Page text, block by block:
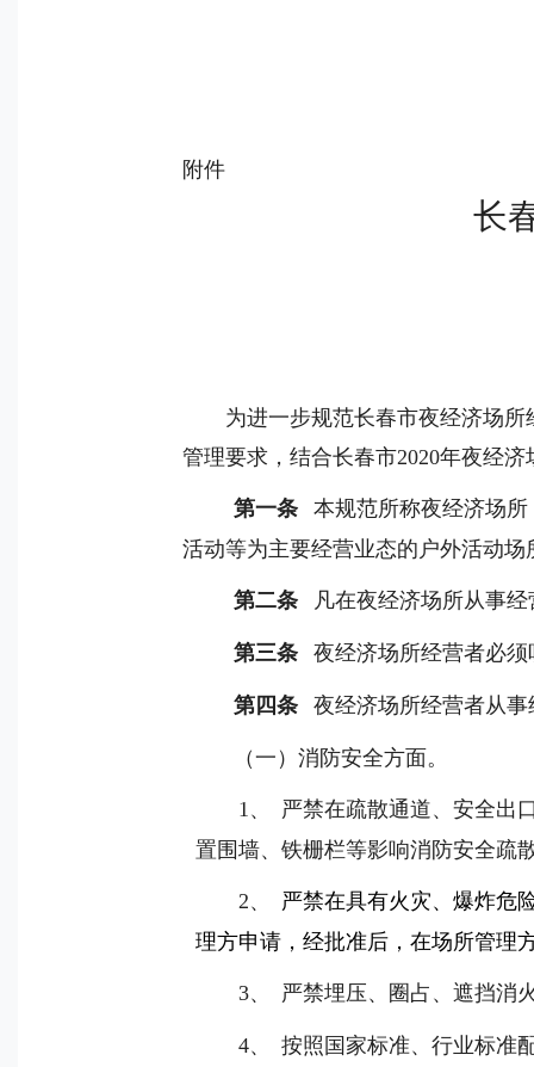
附件
长
为进一步规范长春市夜经济场
管理要求，结合长春市2020年夜经济
第一条
本规范所称夜经济场
活动等为主要经营业态的户外活动场
第二条 凡在夜经济场所从事
第三条 夜经济场所经营者必
第四条 夜经济场所经营者从
（一）消防安全方面。
1、
严禁在疏散通道、安全出
置围墙、铁栅栏等影响消防安全疏
2、
严禁在具有火灾、爆炸危
理方申请，经批准后，在场所管理
3、 严禁埋压、圈占、遮挡消
4、 按照国家标准、行业标准